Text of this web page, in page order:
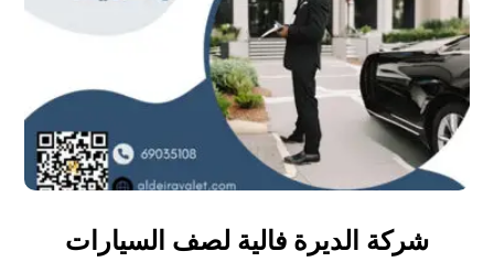
شركة الديرة فالية لصف السيارات